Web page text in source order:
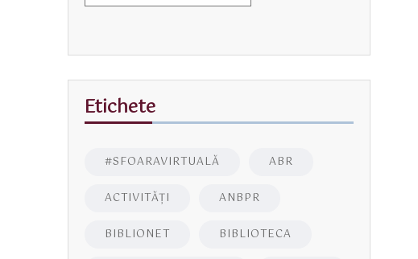
Etichete
#SFOARAVIRTUALĂ ABR
ACTIVITĂŢI ANBPR
BIBLIONET BIBLIOTECA